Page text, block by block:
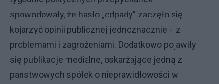
spowodowały, że hasło „odpady” zaczęło się
kojarzyć opinii publicznej jednoznacznie - z
problemami i zagrożeniami. Dodatkowo pojawiły
się publikacje medialne, oskarżające jedną z
państwowych spółek o nieprawidłowości w